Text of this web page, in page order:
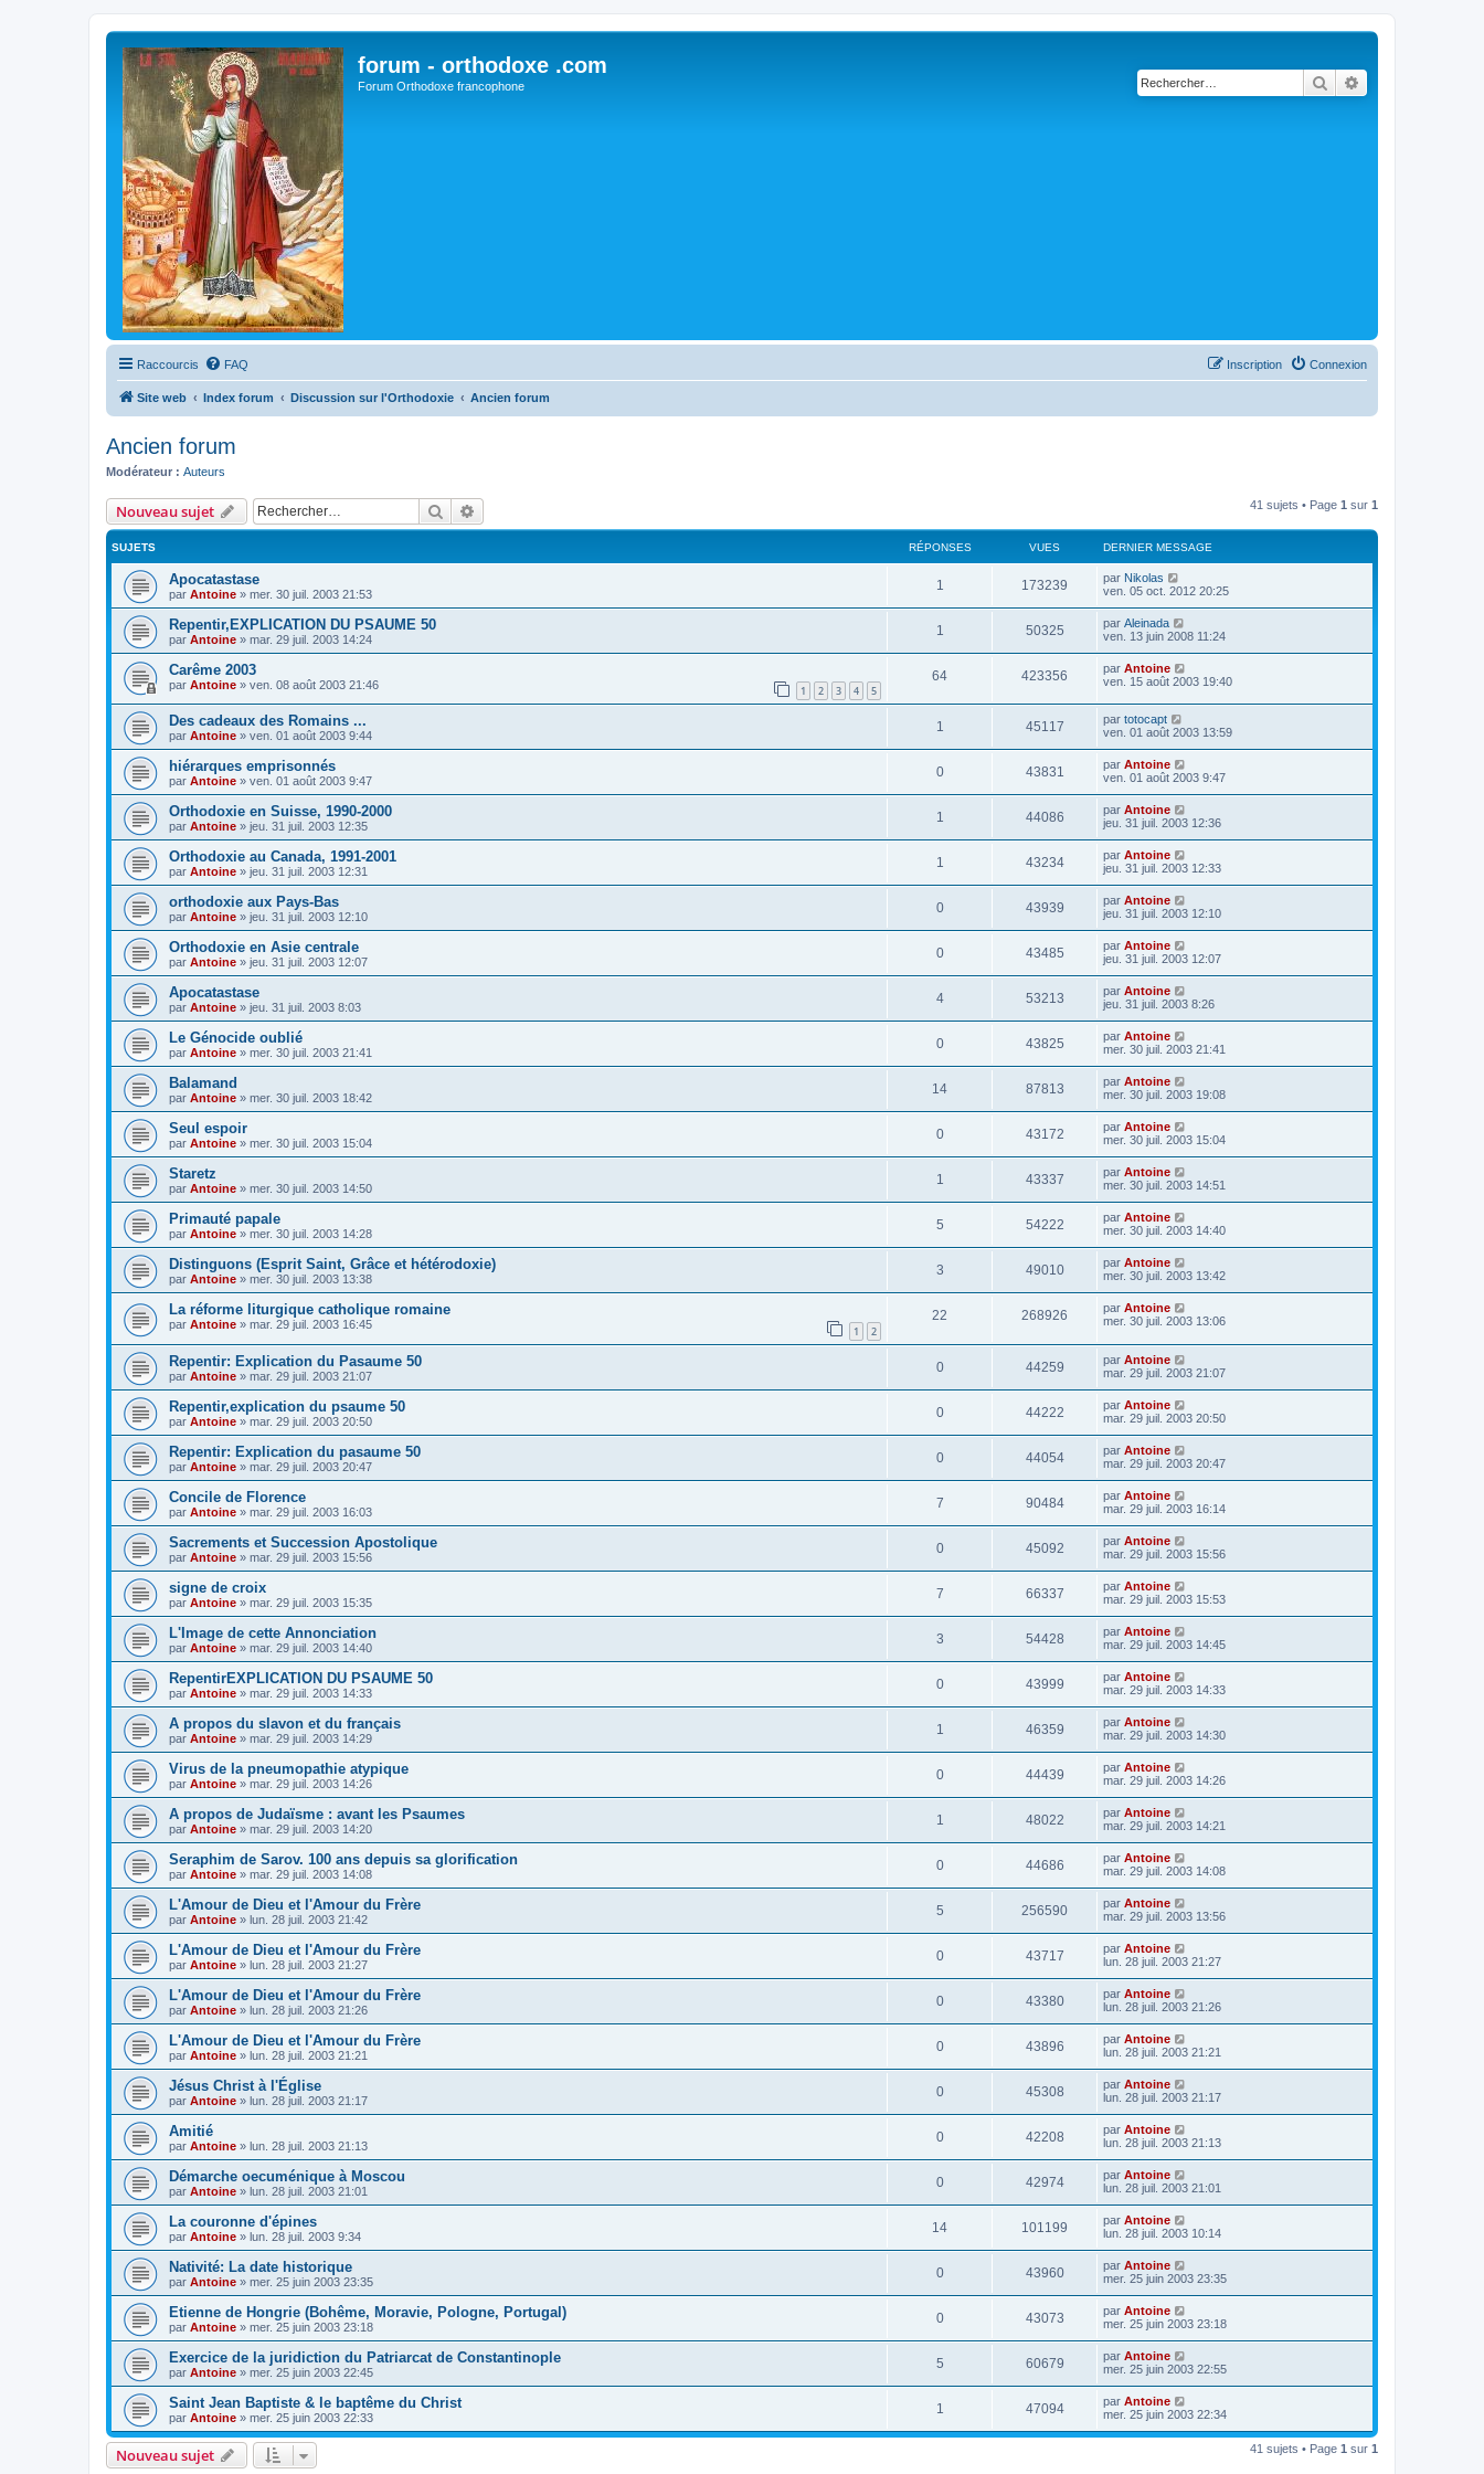
forum - orthodoxe .com
Forum Orthodoxe francophone Rechercher
Raccourcis FAQ Connexion
Inscription
Site web Index forum Discussion sur l'Orthodoxie Ancien forum
Ancien forum
Modérateur : Auteurs
Nouveau sujet Rechercher 41 sujets • Page 1 sur 1
SUJETS RÉPONSES VUES DERNIER MESSAGE
Apocatastase
par Antoine » mer. 30 juil. 2003 21:53
1 173239 par Nikolas
ven. 05 oct. 2012 20:25
Repentir,EXPLICATION DU PSAUME 50
par Antoine » mar. 29 juil. 2003 14:24
1 50325 par Aleinada
ven. 13 juin 2008 11:24
Carême 2003
par Antoine » ven. 08 août 2003 21:46 1 2 3 4 5
64 423356 par Antoine
ven. 15 août 2003 19:40
Des cadeaux des Romains ...
par Antoine » ven. 01 août 2003 9:44
1 45117 par totocapt
ven. 01 août 2003 13:59
hiérarques emprisonnés
par Antoine » ven. 01 août 2003 9:47
0 43831 par Antoine
ven. 01 août 2003 9:47
Orthodoxie en Suisse, 1990-2000
par Antoine » jeu. 31 juil. 2003 12:35
1 44086 par Antoine
jeu. 31 juil. 2003 12:36
Orthodoxie au Canada, 1991-2001
par Antoine » jeu. 31 juil. 2003 12:31
1 43234 par Antoine
jeu. 31 juil. 2003 12:33
orthodoxie aux Pays-Bas
par Antoine » jeu. 31 juil. 2003 12:10
0 43939 par Antoine
jeu. 31 juil. 2003 12:10
Orthodoxie en Asie centrale
par Antoine » jeu. 31 juil. 2003 12:07
0 43485 par Antoine
jeu. 31 juil. 2003 12:07
Apocatastase
par Antoine » jeu. 31 juil. 2003 8:03
4 53213 par Antoine
jeu. 31 juil. 2003 8:26
Le Génocide oublié
par Antoine » mer. 30 juil. 2003 21:41
0 43825 par Antoine
mer. 30 juil. 2003 21:41
Balamand
par Antoine » mer. 30 juil. 2003 18:42
14 87813 par Antoine
mer. 30 juil. 2003 19:08
Seul espoir
par Antoine » mer. 30 juil. 2003 15:04
0 43172 par Antoine
mer. 30 juil. 2003 15:04
Staretz
par Antoine » mer. 30 juil. 2003 14:50
1 43337 par Antoine
mer. 30 juil. 2003 14:51
Primauté papale
par Antoine » mer. 30 juil. 2003 14:28
5 54222 par Antoine
mer. 30 juil. 2003 14:40
Distinguons (Esprit Saint, Grâce et hétérodoxie)
par Antoine » mer. 30 juil. 2003 13:38
3 49010 par Antoine
mer. 30 juil. 2003 13:42
La réforme liturgique catholique romaine
par Antoine » mar. 29 juil. 2003 16:45 1 2
22 268926 par Antoine
mer. 30 juil. 2003 13:06
Repentir: Explication du Pasaume 50
par Antoine » mar. 29 juil. 2003 21:07
0 44259 par Antoine
mar. 29 juil. 2003 21:07
Repentir,explication du psaume 50
par Antoine » mar. 29 juil. 2003 20:50
0 44222 par Antoine
mar. 29 juil. 2003 20:50
Repentir: Explication du pasaume 50
par Antoine » mar. 29 juil. 2003 20:47
0 44054 par Antoine
mar. 29 juil. 2003 20:47
Concile de Florence
par Antoine » mar. 29 juil. 2003 16:03
7 90484 par Antoine
mar. 29 juil. 2003 16:14
Sacrements et Succession Apostolique
par Antoine » mar. 29 juil. 2003 15:56
0 45092 par Antoine
mar. 29 juil. 2003 15:56
signe de croix
par Antoine » mar. 29 juil. 2003 15:35
7 66337 par Antoine
mar. 29 juil. 2003 15:53
L'Image de cette Annonciation
par Antoine » mar. 29 juil. 2003 14:40
3 54428 par Antoine
mar. 29 juil. 2003 14:45
RepentirEXPLICATION DU PSAUME 50
par Antoine » mar. 29 juil. 2003 14:33
0 43999 par Antoine
mar. 29 juil. 2003 14:33
A propos du slavon et du français
par Antoine » mar. 29 juil. 2003 14:29
1 46359 par Antoine
mar. 29 juil. 2003 14:30
Virus de la pneumopathie atypique
par Antoine » mar. 29 juil. 2003 14:26
0 44439 par Antoine
mar. 29 juil. 2003 14:26
A propos de Judaïsme : avant les Psaumes
par Antoine » mar. 29 juil. 2003 14:20
1 48022 par Antoine
mar. 29 juil. 2003 14:21
Seraphim de Sarov. 100 ans depuis sa glorification
par Antoine » mar. 29 juil. 2003 14:08
0 44686 par Antoine
mar. 29 juil. 2003 14:08
L'Amour de Dieu et l'Amour du Frère
par Antoine » lun. 28 juil. 2003 21:42
5 256590 par Antoine
mar. 29 juil. 2003 13:56
L'Amour de Dieu et l'Amour du Frère
par Antoine » lun. 28 juil. 2003 21:27
0 43717 par Antoine
lun. 28 juil. 2003 21:27
L'Amour de Dieu et l'Amour du Frère
par Antoine » lun. 28 juil. 2003 21:26
0 43380 par Antoine
lun. 28 juil. 2003 21:26
L'Amour de Dieu et l'Amour du Frère
par Antoine » lun. 28 juil. 2003 21:21
0 43896 par Antoine
lun. 28 juil. 2003 21:21
Jésus Christ à l'Église
par Antoine » lun. 28 juil. 2003 21:17
0 45308 par Antoine
lun. 28 juil. 2003 21:17
Amitié
par Antoine » lun. 28 juil. 2003 21:13
0 42208 par Antoine
lun. 28 juil. 2003 21:13
Démarche oecuménique à Moscou
par Antoine » lun. 28 juil. 2003 21:01
0 42974 par Antoine
lun. 28 juil. 2003 21:01
La couronne d'épines
par Antoine » lun. 28 juil. 2003 9:34
14 101199 par Antoine
lun. 28 juil. 2003 10:14
Nativité: La date historique
par Antoine » mer. 25 juin 2003 23:35
0 43960 par Antoine
mer. 25 juin 2003 23:35
Etienne de Hongrie (Bohême, Moravie, Pologne, Portugal)
par Antoine » mer. 25 juin 2003 23:18
0 43073 par Antoine
mer. 25 juin 2003 23:18
Exercice de la juridiction du Patriarcat de Constantinople
par Antoine » mer. 25 juin 2003 22:45
5 60679 par Antoine
mer. 25 juin 2003 22:55
Saint Jean Baptiste & le baptême du Christ
par Antoine » mer. 25 juin 2003 22:33
1 47094 par Antoine
mer. 25 juin 2003 22:34
Nouveau sujet 41 sujets • Page 1 sur 1